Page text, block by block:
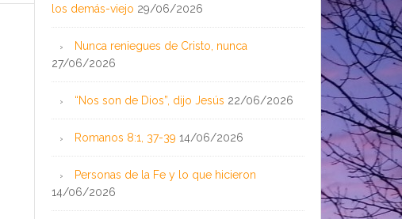
los demás-viejo 29/06/2026
Nunca reniegues de Cristo, nunca
27/06/2026
“Nos son de Dios”, dijo Jesús 22/06/2026
Romanos 8:1, 37-39 14/06/2026
Personas de la Fe y lo que hicieron
14/06/2026